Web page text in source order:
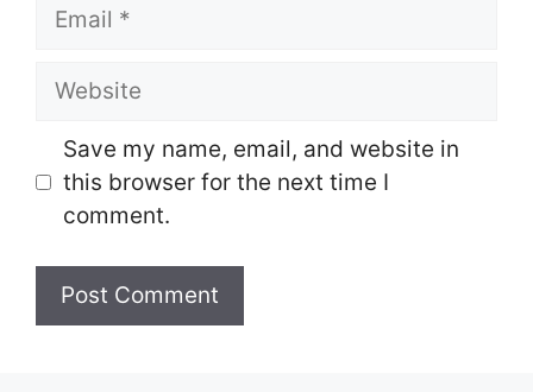
Website
Save my name, email, and website in
this browser for the next time I
comment.